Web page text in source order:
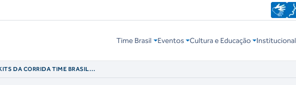
Time Brasil Eventos Cultura e Educação Institucional
DA CORRIDA TIME BRASIL